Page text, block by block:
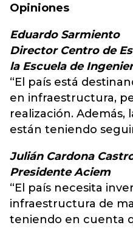
Opiniones
Eduardo Sarmiento
Director Centro de
la Escuela de
“El país está
en infraestructura,
realización. Además,
están teniendo
Julián Cardona
Presidente Aciem
“El país necesita
infraestructura de
teniendo en cuenta